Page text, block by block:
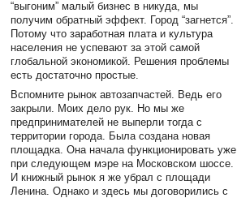
“выгоним” малый бизнес в никуда, мы
получим обратный эффект. Город “загнется”.
Потому что заработная плата и культура
населения не успевают за этой самой
глобальной экономикой. Решения проблемы
есть достаточно простые.
Вспомните рынок автозапчастей. Ведь его
закрыли. Моих дело рук. Но мы же
предпринимателей не выперли тогда с
территории города. Была создана новая
площадка. Она начала функционировать уже
при следующем мэре на Московском шоссе.
И книжный рынок я же убрал с площади
Ленина. Однако и здесь мы договорились с